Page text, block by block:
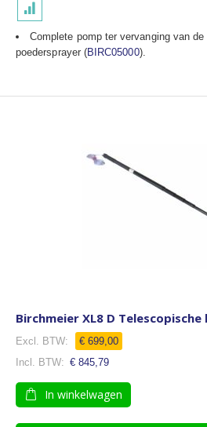
Complete pomp ter vervanging van
poedersprayer (BIRC05000).
Birchmeier XL8 D
€ 699,00
Speciale
€ 845,79
In winkelwagen